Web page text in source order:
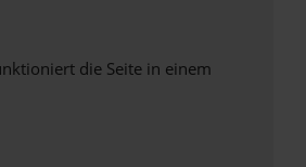
die Seite in einem